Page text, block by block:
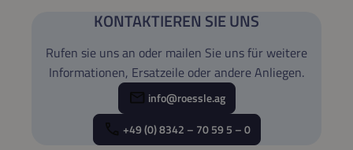
Verbindungsschlauch (1 m, ø 50 mm) und
Teichschlammsaugern TORPEDO und
TORPEDO ULTRA Bitte beachten Sie: Der
Vorabscheider ist ausschließlich für
Teichschlammsauger geeignet und nicht für
den Einsatz mit Pumpen bestimmt.
Insbesondere bei Teichen mit Kiesbelag am
wir die Verwendung eines Vorabscheiders,
der diese eingesaugten Stoffe herausfiltert
und den Verschleiß am Sauger reduziert.
Der für die Teichschlammsauger der Rössle
AG konzipierte Vorabscheider ULTRA kann
KONTAKTIEREN SIE UNS
Rufen sie uns an oder mailen Sie uns für weitere
Informationen, Ersatzeile oder andere Anliegen.
info@roessle.ag
+49 (0) 8342 – 70 59 5 – 0